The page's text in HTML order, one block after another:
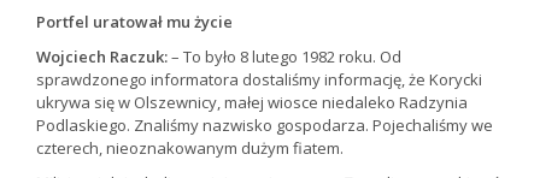
Portfel uratował mu życie
Wojciech Raczuk:– To było 8 lutego 1982 roku. Od
sprawdzonego informatora dostaliśmy informację, że Korycki
ukrywa się w Olszewnicy, małej wiosce niedaleko Radzynia
Podlaskiego. Znaliśmy nazwisko gospodarza. Pojechaliśmy we
czterech, nieoznakowanym dużym fiatem.